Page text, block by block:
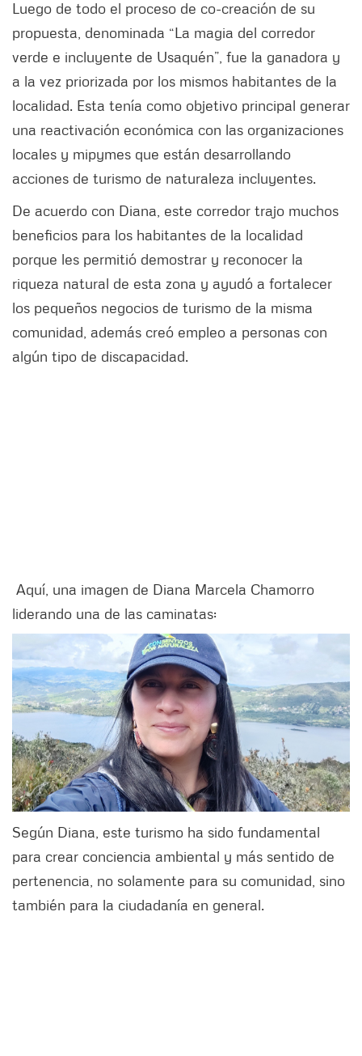
Luego de todo el proceso de co-creación de su
propuesta, denominada “La magia del corredor
verde e incluyente de Usaquén”, fue la ganadora y
a la vez priorizada por los mismos habitantes de la
localidad. Esta tenía como objetivo principal generar
una reactivación económica con las organizaciones
locales y mipymes que están desarrollando
acciones de turismo de naturaleza incluyentes.
De acuerdo con Diana, este corredor trajo muchos
beneficios para los habitantes de la localidad
porque les permitió demostrar y reconocer la
riqueza natural de esta zona y ayudó a fortalecer
los pequeños negocios de turismo de la misma
comunidad, además creó empleo a personas con
algún tipo de discapacidad.
Aquí, una imagen de Diana Marcela Chamorro
liderando una de las caminatas:
Según Diana, este turismo ha sido fundamental
para crear conciencia ambiental y más sentido de
pertenencia, no solamente para su comunidad, sino
también para la ciudadanía en general.